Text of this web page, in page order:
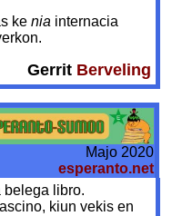
kenia internacia
Gerrit Berveling
Majo 2020
esperanto.net
belega libro.
kiun vekis en